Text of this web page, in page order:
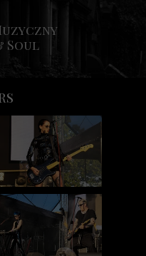
Soul